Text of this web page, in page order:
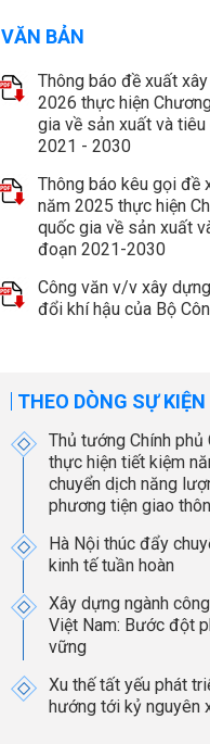
VĂN BẢN
Thông báo đề xuất
2026 thực hiện
gia về sản xuất và
2021 - 2030
Thông báo kêu gọi đề
năm 2025 thực hiện
quốc gia về sản xuất
đoạn 2021-2030
Công văn v/v xây
đổi khí hậu của Bộ
THEO DÒNG SỰ KIỆN
Thủ tướng Chính
thực hiện tiết kiệm
chuyển dịch năng
phương tiện giao
Hà Nội thúc đẩy
kinh tế tuần hoàn
Xây dựng ngành
Việt Nam: Bước đột
vững
Xu thế tất yếu phát
hướng tới kỷ nguyên